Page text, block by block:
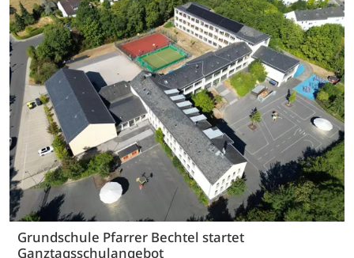
Grundschule Pfarrer Bechtel startet
Ganztagsschulangebot